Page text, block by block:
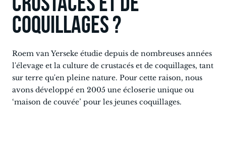
coquillages ?
Roem van Yerseke étudie depuis de nombreuses années
l'élevage et la culture de crustacés et de coquillages, tant
sur terre qu'en pleine nature. Pour cette raison, nous
avons développé en 2005 une écloserie unique ou
‘maison de couvée’ pour les jeunes coquillages.